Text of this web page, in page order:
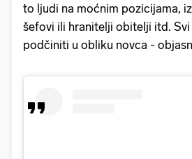
to ljudi na moćnim pozicijama,
šefovi ili hranitelji obitelji itd. Svi
podčiniti u obliku novca -